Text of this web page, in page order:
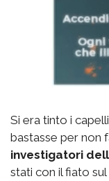
Si era tinto i
bastasse per non
investigatori
stati con il fiato